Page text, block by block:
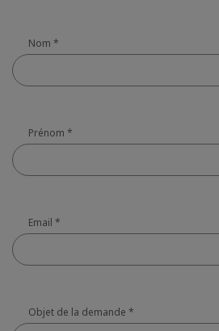
Nom *
Prénom *
Email *
Objet de la demande *